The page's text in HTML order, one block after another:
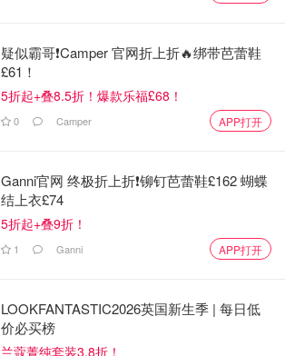
疑似霸哥❗️Camper 官网折上折🔥绑带芭蕾鞋
£61！
5折起+叠8.5折！爆款乐福£68！
0 Camper APP打开
Ganni官网 终极折上折❗️铆钉芭蕾鞋£162 蝴蝶
结上衣£74
5折起+叠9折！
1 Ganni APP打开
LOOKFANTASTIC2026英国新生季 | 每日低
价必买榜
兰蔻菁纯套装3.8折！